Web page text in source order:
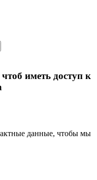
иметь доступ к
данные, чтобы мы